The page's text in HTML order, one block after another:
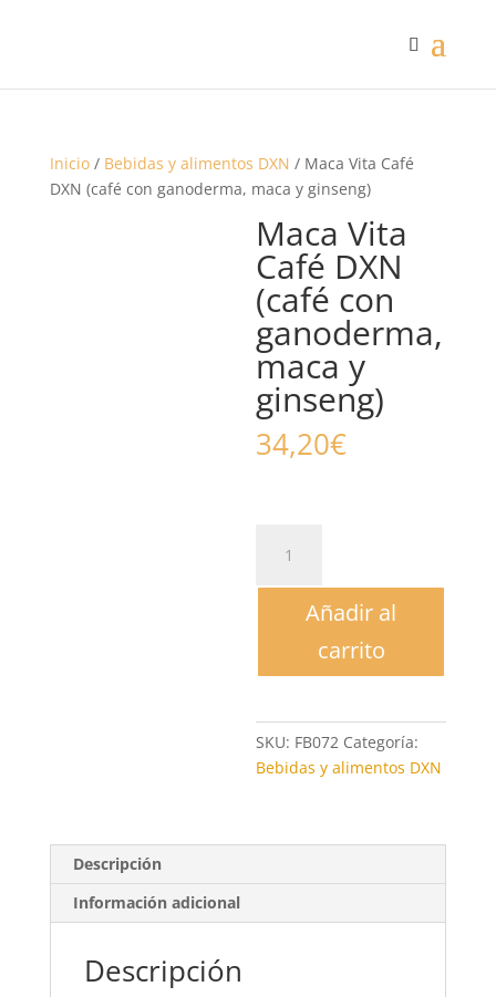
Inicio/ Bebidas y alimentos DXN / Maca Vita Café
DXN (café con ganoderma, maca y ginseng)
Maca Vita
Café DXN
(café con
ganoderma,
maca y
ginseng)
34,20€
Café
y
ginseng)
Añadir al
carrito
SKU: FB072 Categoría:
Bebidas y alimentos DXN
Descripción
Información adicional
Descripción